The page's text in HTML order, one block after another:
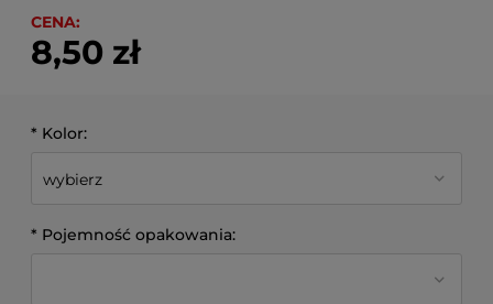
CENA:
8,50 zł
* Kolor:
* Pojemność opakowania: